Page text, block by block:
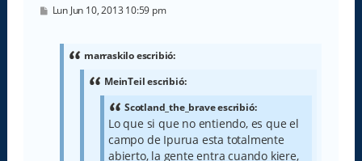
M
Lun Jun 10, 2013 10:59 pm
marraskilo escribió:
MeinTeil escribió:
Scotland_the_brave escribió:
Lo que si que no entiendo, es que el
campo de Ipurua esta totalmente
abierto, la gente entra cuando kiere,